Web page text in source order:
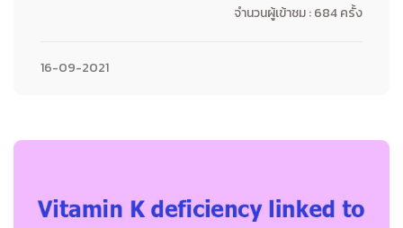
จำนวนผู้เข้าชม : 684 ครั้ง
16-09-2021